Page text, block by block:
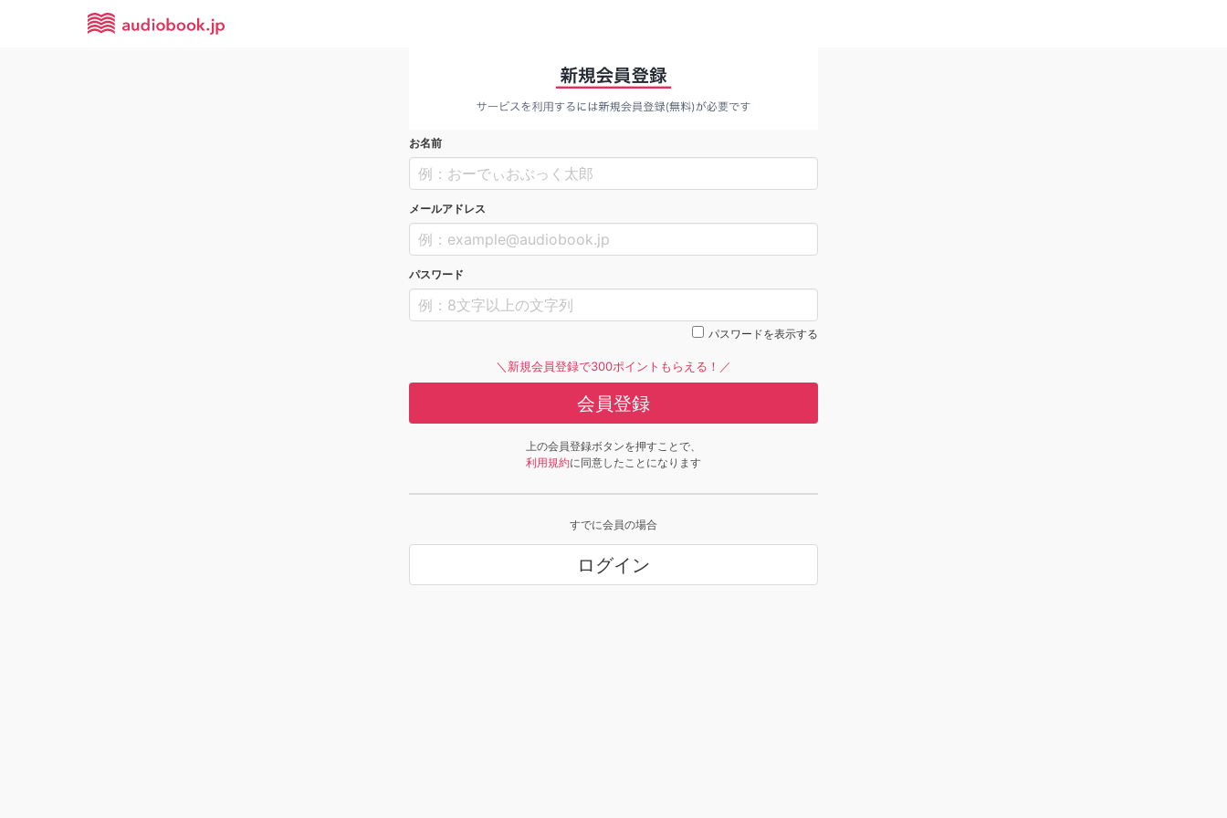
お名前
メールアドレス
パスワード
パスワードを表示する
＼新規会員登録で300ポイントもらえる！／
会員登録
上の会員登録ボタンを押すことで、
利用規約に同意したことになります
すでに会員の場合
ログイン